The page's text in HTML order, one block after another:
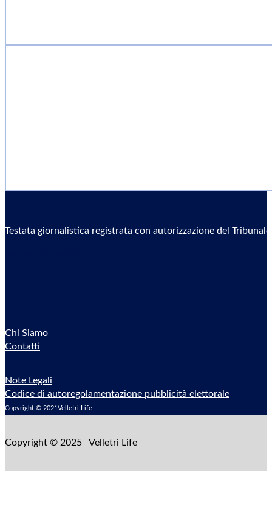
Testata giornalistica registrata con autorizzazione del
Chi Siamo
Contatti
Note Legali
Codice di autoregolamentazione pubblicità elettorale
Copyright © 2021Velletri Life
Copyright © 2025 Velletri Life